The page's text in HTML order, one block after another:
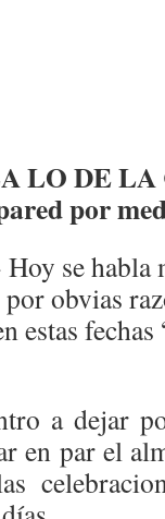
LO DE LA
por
se habla
obvias
estas
a dejar
en par el